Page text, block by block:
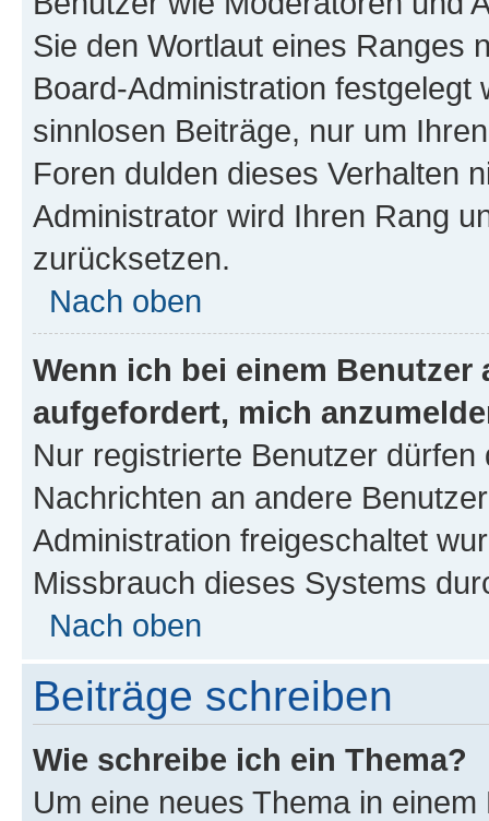
Sie den Wortlaut eines Ranges
Board-Administration
sinnlosen Beiträge, nur um
Foren dulden dieses Verhalten
Administrator wird Ihren Rang
zurücksetzen.
Nach oben
Wenn ich bei einem
aufgefordert, mich
Nur registrierte Benutzer
Nachrichten an andere
Administration freigeschaltet
Missbrauch dieses Systems
Nach oben
Beiträge schreiben
Wie schreibe ich ein Thema?
Um eine neues Thema in